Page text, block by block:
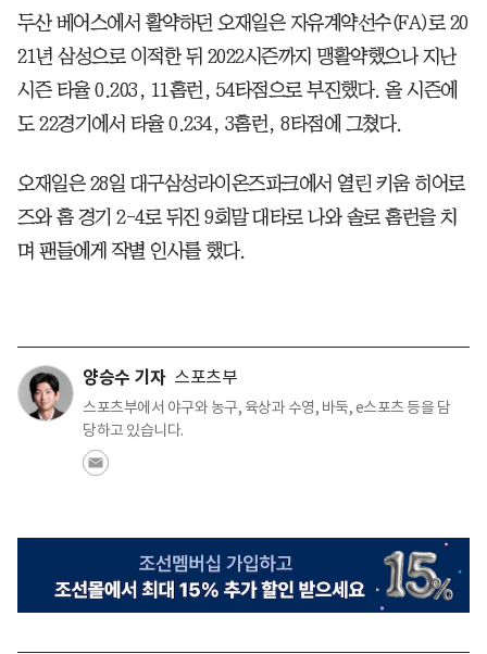
두산 베어스에서 활약하던 오재일은 자유계약선수(FA)로 20
21년 삼성으로 이적한 뒤 2022시즌까지 맹활약했으나 지난
시즌 타율 0.203, 11홈런, 54타점으로 부진했다. 올 시즌에
도 22경기에서 타율 0.234, 3홈런, 8타점에 그쳤다.
오재일은 28일 대구삼성라이온즈파크에서 열린 키움 히어로
즈와 홈 경기 2-4로 뒤진 9회말 대타로 나와 솔로 홈런을 치
며 팬들에게 작별 인사를 했다.
양승수 기자 스포츠부
스포츠부에서 야구와 농구, 육상과 수영, 바둑, e스포츠 등을 담
당하고 있습니다.